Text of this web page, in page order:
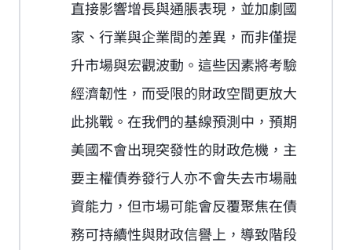
直接影響增長與通脹表現，並加劇國
家、行業與企業間的差異，而非僅提
升市場與宏觀波動。這些因素將考驗
經濟韌性，而受限的財政空間更放大
此挑戰。在我們的基線預測中，預期
美國不會出現突發性的財政危機，主
要主權債券發行人亦不會失去市場融
資能力，但市場可能會反覆聚焦在債
務可持續性與財政信譽上，導致階段